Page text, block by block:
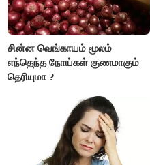
சின்ன வெங்காயம் மூலம்
எந்தெந்த நோய்கள் குணமாகும்
தெரியுமா ?